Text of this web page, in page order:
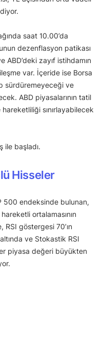
saat 10.00’da
dezenflasyon patikası
ABD’deki zayıf istihdamın
var. İçeride ise Borsa
sürdüremeyeceği ve
ABD piyasalarının tatil
sınırlayabilecek
ile başladı.
Hisseler
500 endeksinde bulunan,
ortalamasının
RSI göstergesi 70’ın
ve Stokastik RSI
piyasa değeri büyükten